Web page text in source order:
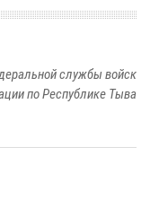
службы войск
по Республике Тыва